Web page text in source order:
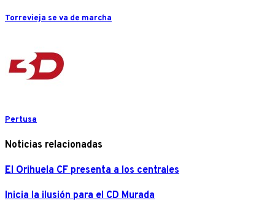
Torrevieja se va de marcha
Pertusa
Noticias relacionadas
El Orihuela CF presenta a los centrales
Inicia la ilusión para el CD Murada